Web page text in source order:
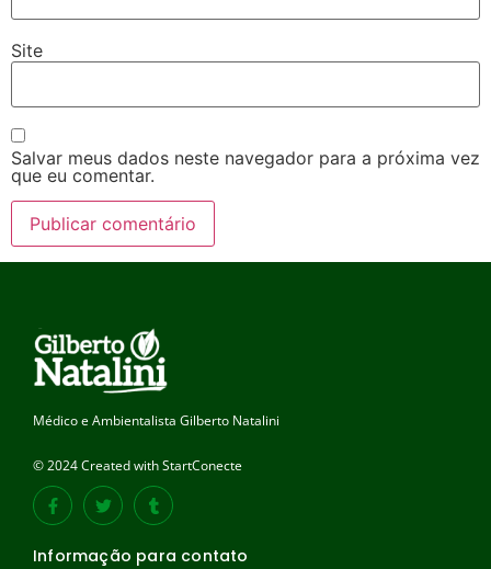
Site
Salvar meus dados neste navegador para a próxima vez
que eu comentar.
Médico e Ambientalista Gilberto Natalini
© 2024 Created with StartConecte
Informação para contato